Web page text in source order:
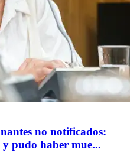
no notificados:
pudo haber mue...